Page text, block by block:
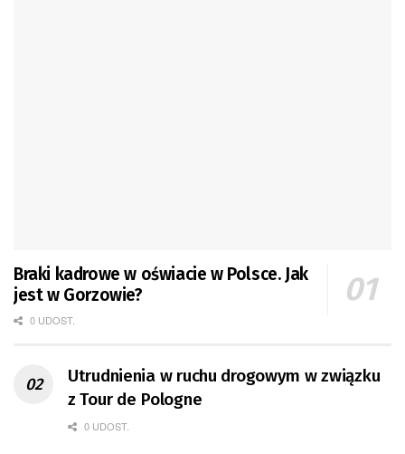
Braki kadrowe w oświacie w Polsce. Jak
jest w Gorzowie?
0 UDOST.
Utrudnienia w ruchu drogowym w związku
z Tour de Pologne
0 UDOST.